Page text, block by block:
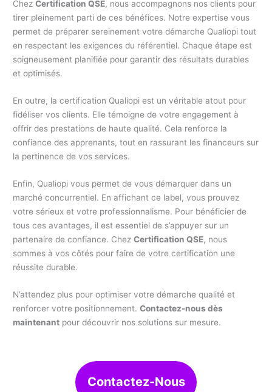
ChezCertification QSE, nous accompagnons nos clients pour
tirer pleinement parti de ces bénéfices. Notre expertise vous
permet de préparer sereinement votre démarche Qualiopi tout
en respectant les exigences du référentiel. Chaque étape est
soigneusement planifiée pour garantir des résultats durables
et optimisés.
En outre, la certification Qualiopi est un véritable atout pour
fidéliser vos clients. Elle témoigne de votre engagement à
offrir des prestations de haute qualité. Cela renforce la
confiance des apprenants, tout en rassurant les financeurs sur
la pertinence de vos services.
Enfin, Qualiopi vous permet de vous démarquer dans un
marché concurrentiel. En affichant ce label, vous prouvez
votre sérieux et votre professionnalisme. Pour bénéficier de
tous ces avantages, il est essentiel de s’appuyer sur un
partenaire de confiance. ChezCertification QSE, nous
sommes à vos côtés pour faire de votre certification une
réussite durable.
N’attendez plus pour optimiser votre démarche qualité et
renforcer votre positionnement.Contactez-nous dès
maintenant pour découvrir nos solutions sur mesure.
Contactez-Nous